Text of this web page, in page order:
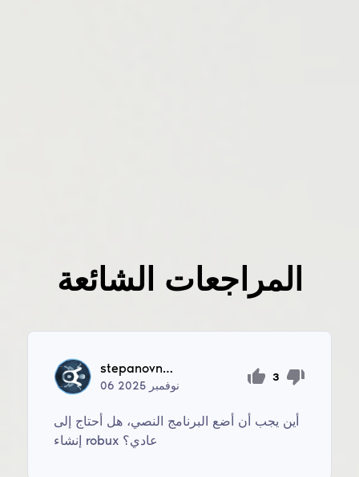
المراجعات الشائعة
stepanovnagalina07
06 نوفمبر
3
أين يجب أن أضع البرنامج النصي، هل أحتاج إلى
إنشاء robux عادي؟